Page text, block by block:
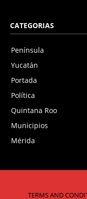
CATEGORIAS
Península
Yucatán
Portada
Política
Quintana Roo
Municipios
Mérida
TERMS AND